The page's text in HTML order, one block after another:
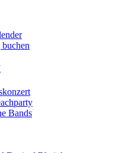
Bands